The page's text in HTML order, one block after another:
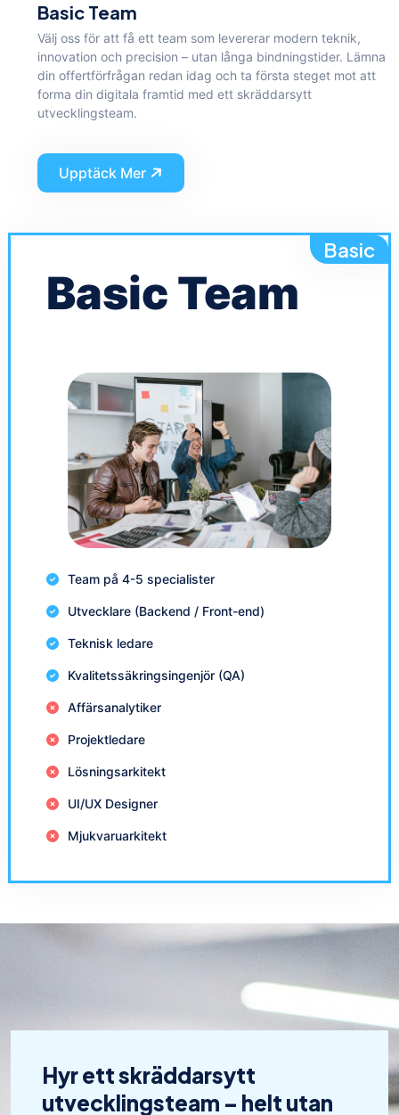
Basic Team
Välj oss för att få ett team som levererar modern teknik,
innovation och precision – utan långa bindningstider. Lämna
din offertförfrågan redan idag och ta första steget mot att
forma din digitala framtid med ett skräddarsytt
utvecklingsteam.
Upptäck Mer
Basic
Basic Team
Team på 4-5 specialister
Utvecklare (Backend / Front-end)
Teknisk ledare
Kvalitetssäkringsingenjör (QA)
Affärsanalytiker
Projektledare
Lösningsarkitekt
UI/UX Designer
Mjukvaruarkitekt
Hyr ett skräddarsytt
utvecklingsteam – helt utan